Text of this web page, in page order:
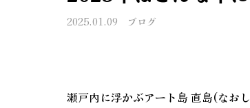
2025.01.09 ブログ
瀬戸内に浮かぶアート島 直島(なお